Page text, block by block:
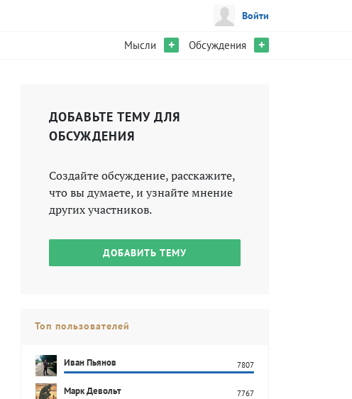
Войти
Мысли + Обсуждения +
ДОБАВЬТЕ ТЕМУ ДЛЯ
ОБСУЖДЕНИЯ
Создайте обсуждение, расскажите,
что вы думаете, и узнайте мнение
других участников.
ДОБАВИТЬ ТЕМУ
Топ пользователей
Иван Пьянов 7807
Марк Девольт 7767